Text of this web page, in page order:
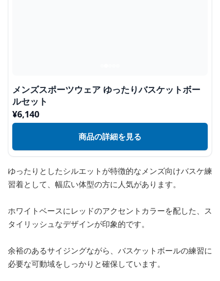
メンズスポーツウェア ゆったりバスケットボー
ルセット
¥6,140
商品の詳細を見る
ゆったりとしたシルエットが特徴的なメンズ向けバスケ練
習着として、幅広い体型の方に人気があります。
ホワイトベースにレッドのアクセントカラーを配した、ス
タイリッシュなデザインが印象的です。
余裕のあるサイジングながら、バスケットボールの練習に
必要な可動域をしっかりと確保しています。